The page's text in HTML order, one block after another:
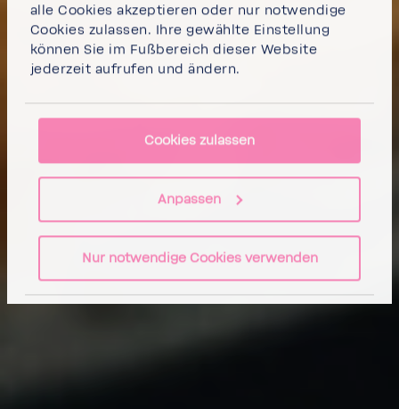
alle Cookies akzeptieren oder nur notwendige
Cookies zulassen. Ihre gewählte Einstellung
können Sie im Fußbereich dieser Website
jederzeit aufrufen und ändern.
Cookies zulassen
Anpassen
Nur notwendige Cookies verwenden